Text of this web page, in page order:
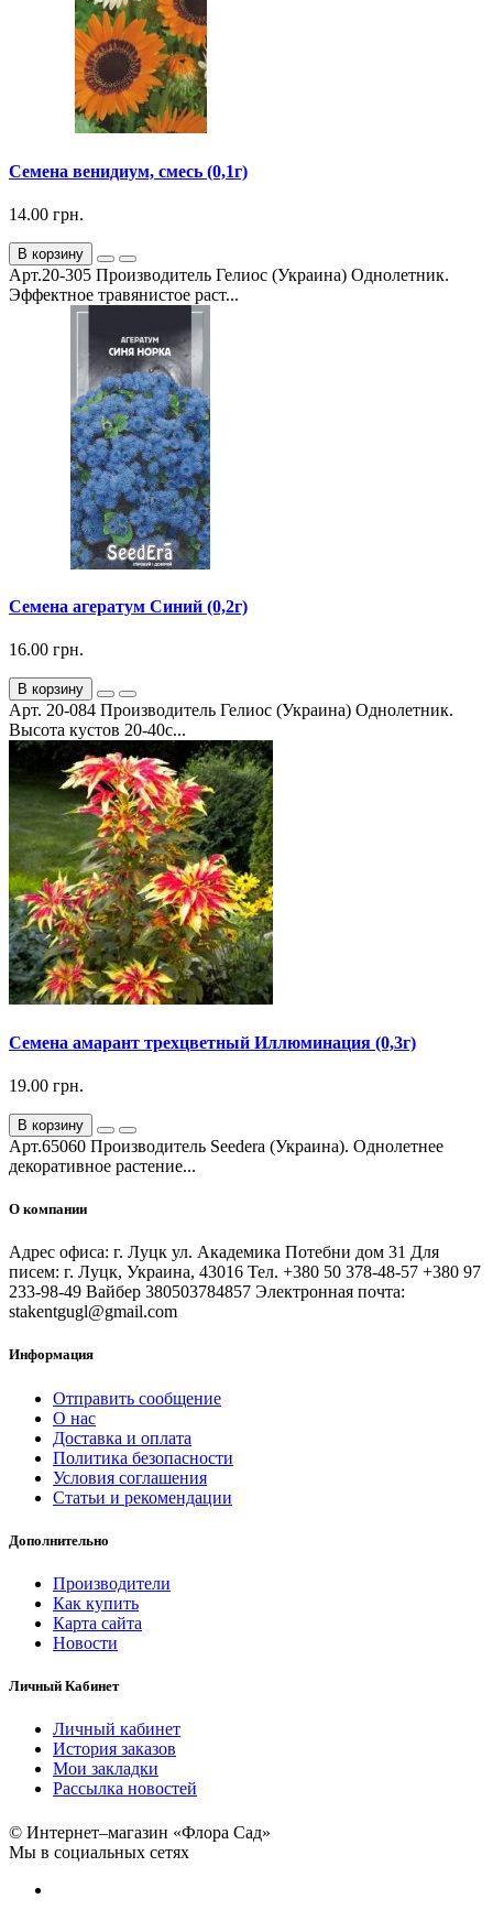
Семена венидиум, смесь (0,1г)
14.00 грн.
В корзину
Арт.20-305 Производитель Гелиос (Украина) Однолетник.
Эффектное травянистое раст...
Семена агератум Синий (0,2г)
16.00 грн.
В корзину
Арт. 20-084 Производитель Гелиос (Украина) Однолетник.
Высота кустов 20-40с...
Семена амарант трехцветный Иллюминация (0,3г)
19.00 грн.
В корзину
Арт.65060 Производитель Seedera (Украина). Однолетнее
декоративное растение...
О компании
Адрес офиса: г. Луцк ул. Академика Потебни дом 31 Для
писем: г. Луцк, Украина, 43016 Тел. +380 50 378-48-57 +380 97
233-98-49 Вайбер 380503784857 Электронная почта:
stakentgugl@gmail.com
Информация
Отправить сообщение
О нас
Доставка и оплата
Политика безопасности
Условия соглашения
Статьи и рекомендации
Дополнительно
Производители
Как купить
Карта сайта
Новости
Личный Кабинет
Личный кабинет
История заказов
Мои закладки
Рассылка новостей
© Интернет–магазин «Флора Сад»
Мы в социальных сетях